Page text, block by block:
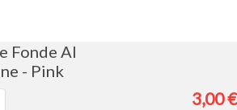
Fonde Al
- Pink
3,00 €